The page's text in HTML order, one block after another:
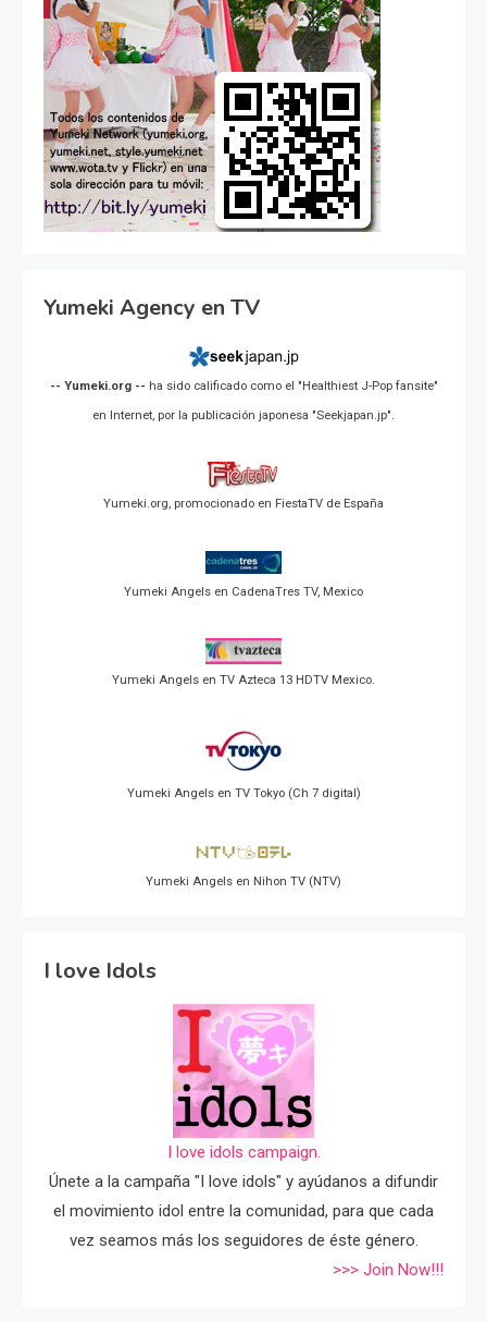
Yumeki Agency en TV
-- Yumeki.org -- ha sido calificado como el "Healthiest J-Pop fansite"
en Internet, por la publicación japonesa "Seekjapan.jp".
Yumeki.org, promocionado en FiestaTV de España
Yumeki Angels en CadenaTres TV, Mexico
Yumeki Angels en TV Azteca 13 HDTV Mexico.
Yumeki Angels en TV Tokyo (Ch 7 digital)
Yumeki Angels en Nihon TV (NTV)
I love Idols
I love idols campaign.
Únete a la campaña "I love idols" y ayúdanos a difundir
el movimiento idol entre la comunidad, para que cada
vez seamos más los seguidores de éste género.
>>> Join Now!!!